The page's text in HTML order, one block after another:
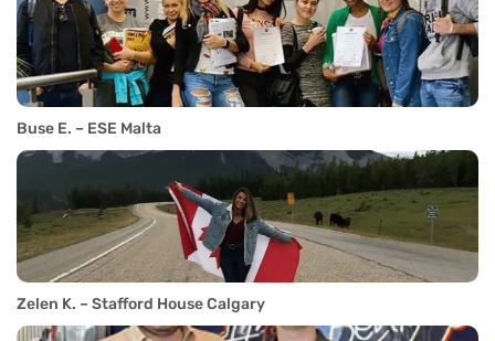
Buse E. – ESE Malta
Zelen K. – Stafford House Calgary